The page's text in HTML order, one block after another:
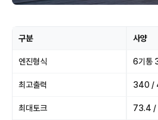
구분 사양
엔진형식 6기통
최고출력 340 /
최대토크 73.4 /